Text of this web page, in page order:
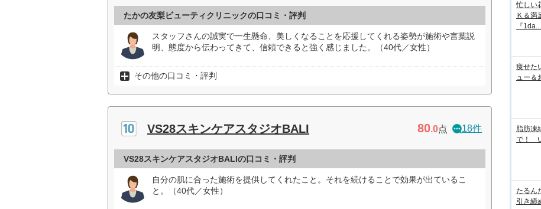
たかの友梨ビューティクリニックの口コミ・評判
スタッフさんの誠実で一生懸命、美しくなることを応援してくれる姿勢が施術や言葉説
明、態度から伝わってきて、信頼できると強く感じました。（40代／女性）
その他の口コミ・評判
VS28スキンケアスタジオBALI 80.0点 18件
VS28スキンケアスタジオBALIの口コミ・評判
自分の肌に合った施術を提供してくれたこと。それを続けることで効果が出ているこ
と。（40代／女性）
忙しい
Ｋ＆満
『1da...
痩せた
ュー＆
脂肪凍
で！
たるん
引き締